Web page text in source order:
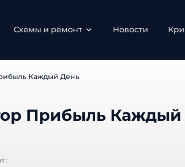
Схемы и ремонт Новости
Каждый День
Прибыль Каждый
: